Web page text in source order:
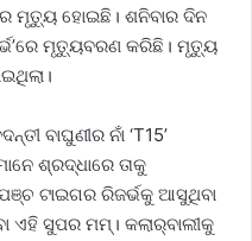
ମୃତ୍ୟୁ ହୋଇଛି। ଶନିବାର ଦିନ
ମୃତ୍ୟୁବରଣ କରିଛି। ମୃତ୍ୟୁ
ବାଘୁଣୀର ନାଁ ‘T15’
ଶ୍ରଦ୍ଧାରେ ତାକୁ
ପେଞ୍ଚ ଟାଇଗର ରିଜର୍ଭକୁ ଆସୁଥିବା
ଏହି ସୁପର ମମ୍‌। କଲାର୍‌ବାଲୀକୁ